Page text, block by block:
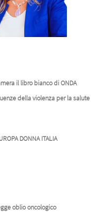
il libro bianco di ONDA
della violenza per la salute
DONNA ITALIA
oblio oncologico